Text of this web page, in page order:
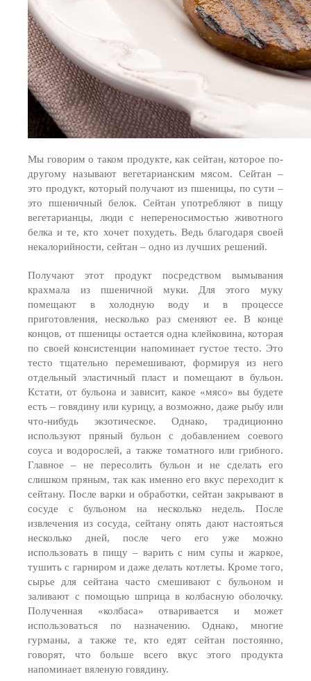
Мы говорим о таком продукте, как сейтан, которое по-
другому называют вегетарианским мясом. Сейтан –
это продукт, который получают из пшеницы, по сути –
это пшеничный белок. Сейтан употребляют в пищу
вегетарианцы, люди с непереносимостью животного
белка и те, кто хочет похудеть. Ведь благодаря своей
некалорийности, сейтан – одно из лучших решений.
Получают этот продукт посредством вымывания
крахмала из пшеничной муки. Для этого муку
помещают в холодную воду и в процессе
приготовления, несколько раз сменяют ее. В конце
концов, от пшеницы остается одна клейковина, которая
по своей консистенции напоминает густое тесто. Это
тесто тщательно перемешивают, формируя из него
отдельный эластичный пласт и помещают в бульон.
Кстати, от бульона и зависит, какое «мясо» вы будете
есть – говядину или курицу, а возможно, даже рыбу или
что-нибудь экзотическое. Однако, традиционно
используют пряный бульон с добавлением соевого
соуса и водорослей, а также томатного или грибного.
Главное – не пересолить бульон и не сделать его
слишком пряным, так как именно его вкус переходит к
сейтану. После варки и обработки, сейтан закрывают в
сосуде с бульоном на несколько недель. После
извлечения из сосуда, сейтану опять дают настояться
несколько дней, после чего его уже можно
использовать в пищу – варить с ним супы и жаркое,
тушить с гарниром и даже делать котлеты. Кроме того,
сырье для сейтана часто смешивают с бульоном и
заливают с помощью шприца в колбасную оболочку.
Полученная «колбаса» отваривается и может
использоваться по назначению. Однако, многие
гурманы, а также те, кто едят сейтан постоянно,
говорят, что больше всего вкус этого продукта
напоминает вяленую говядину.